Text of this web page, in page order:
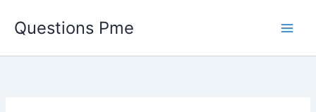
Questions Pme